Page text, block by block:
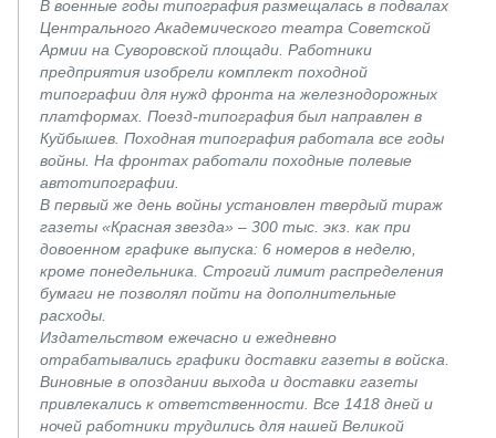
В военные годы типография размещалась в подвалах
Центрального Академического театра Советской
Армии на Суворовской площади. Работники
предприятия изобрели комплект походной
типографии для нужд фронта на железнодорожных
платформах. Поезд-типография был направлен в
Куйбышев. Походная типография работала все годы
войны. На фронтах работали походные полевые
автотипографии.
В первый же день войны установлен твердый тираж
газеты «Красная звезда» – 300 тыс. экз. как при
довоенном графике выпуска: 6 номеров в неделю,
кроме понедельника. Строгий лимит распределения
бумаги не позволял пойти на дополнительные
расходы.
Издательством ежечасно и ежедневно
отрабатывались графики доставки газеты в войска.
Виновные в опоздании выхода и доставки газеты
привлекались к ответственности. Все 1418 дней и
ночей работники трудились для нашей Великой